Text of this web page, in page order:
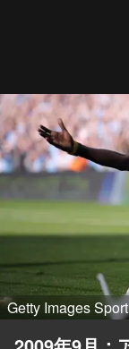
Getty Images Sport